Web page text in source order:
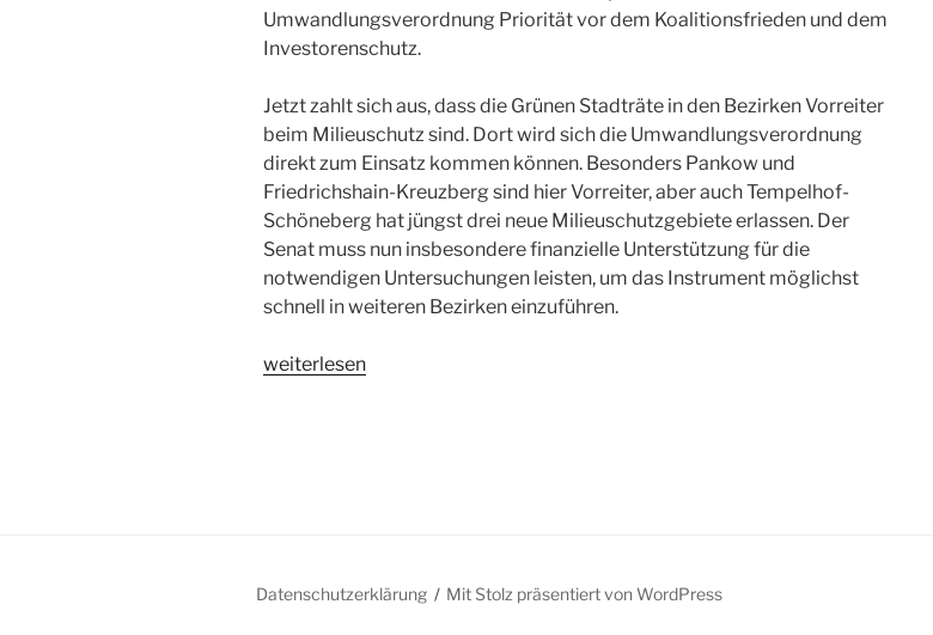
Umwandlungsverordnung Priorität vor dem Koalitionsfrieden und dem
Investorenschutz.
Jetzt zahlt sich aus, dass die Grünen Stadträte in den Bezirken Vorreiter
beim Milieuschutz sind. Dort wird sich die Umwandlungsverordnung
direkt zum Einsatz kommen können. Besonders Pankow und
Friedrichshain-Kreuzberg sind hier Vorreiter, aber auch Tempelhof-
Schöneberg hat jüngst drei neue Milieuschutzgebiete erlassen. Der
Senat muss nun insbesondere finanzielle Unterstützung für die
notwendigen Untersuchungen leisten, um das Instrument möglichst
schnell in weiteren Bezirken einzuführen.
„Besser
der
weiterlesen
Datenschutzerklärung Mit Stolz präsentiert von WordPress